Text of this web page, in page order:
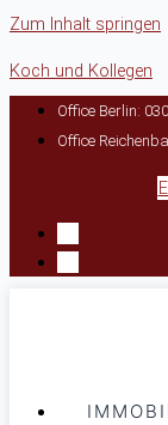
Zum Inhalt springen
Koch und Kollegen
Office Berlin:
Office